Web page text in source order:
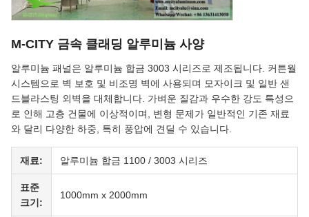
M-CITY 금속 클래딩 알루미늄 사양
알루미늄 패널은 알루미늄 합금 3003 시리즈로 제조됩니다. 커튼월
시스템으로 벽 보호 및 비조명 벽에 사용되며 모자이크 및 일반 샌
드블라스팅 외벽을 대체합니다. 가벼운 질감과 우수한 강도 특성으
로 인해 고층 건물에 이상적이며, 변형 문제가 일반적인 기존 재료
와 달리 다양한 하중, 특히 풍압에 견딜 수 있습니다.
재료: 알루미늄 합금 1100 / 3003 시리즈
표준
크기:
1000mm x 2000mm